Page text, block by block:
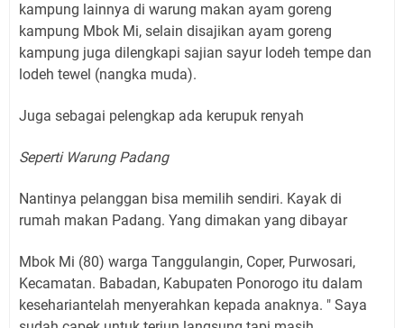
kampung lainnya di warung makan ayam goreng
kampung Mbok Mi, selain disajikan ayam goreng
kampung juga dilengkapi sajian sayur lodeh tempe dan
lodeh tewel (nangka muda).
Juga sebagai pelengkap ada kerupuk renyah
Seperti Warung Padang
Nantinya pelanggan bisa memilih sendiri. Kayak di
rumah makan Padang. Yang dimakan yang dibayar
Mbok Mi (80) warga Tanggulangin, Coper, Purwosari,
Kecamatan. Babadan, Kabupaten Ponorogo itu dalam
kesehariantelah menyerahkan kepada anaknya. " Saya